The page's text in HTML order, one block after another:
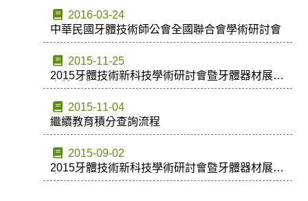
2016-03-24
中華民國牙體技術師公會全國聯合會學術研討會
2015-11-25
2015牙體技術新科技學術研討會暨牙體器材展示
會贊助名錄
2015-11-04
繼續教育積分查詢流程
2015-09-02
2015牙體技術新科技學術研討會暨牙體器材展示
會